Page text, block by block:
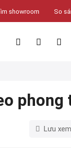
showroom So
phong
Lưu